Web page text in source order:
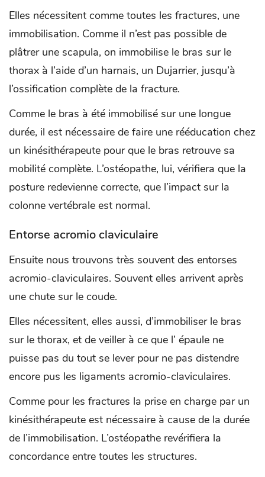
Elles nécessitent comme toutes les fractures, une
immobilisation. Comme il n’est pas possible de
plâtrer une scapula, on immobilise le bras sur le
thorax à l’aide d’un harnais, un Dujarrier, jusqu’à
l’ossification complète de la fracture.
Comme le bras à été immobilisé sur une longue
durée, il est nécessaire de faire une rééducation chez
un kinésithérapeute pour que le bras retrouve sa
mobilité complète. L’ostéopathe, lui, vérifiera que la
posture redevienne correcte, que l’impact sur la
colonne vertébrale est normal.
Entorse acromio claviculaire
Ensuite nous trouvons très souvent des entorses
acromio-claviculaires. Souvent elles arrivent après
une chute sur le coude.
Elles nécessitent, elles aussi, d’immobiliser le bras
sur le thorax, et de veiller à ce que l’ épaule ne
puisse pas du tout se lever pour ne pas distendre
encore pus les ligaments acromio-claviculaires.
Comme pour les fractures la prise en charge par un
kinésithérapeute est nécessaire à cause de la durée
de l’immobilisation. L’ostéopathe revérifiera la
concordance entre toutes les structures.